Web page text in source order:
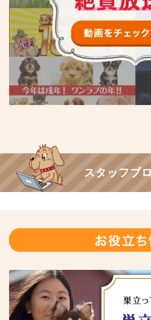
スタッフブ